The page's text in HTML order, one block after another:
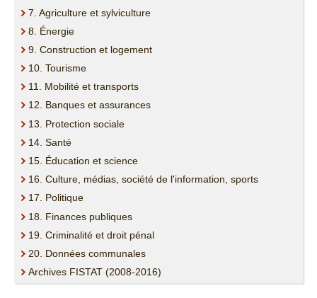
7. Agriculture et sylviculture
8. Énergie
9. Construction et logement
10. Tourisme
11. Mobilité et transports
12. Banques et assurances
13. Protection sociale
14. Santé
15. Éducation et science
16. Culture, médias, société de l'information, sports
17. Politique
18. Finances publiques
19. Criminalité et droit pénal
20. Données communales
Archives FISTAT (2008-2016)